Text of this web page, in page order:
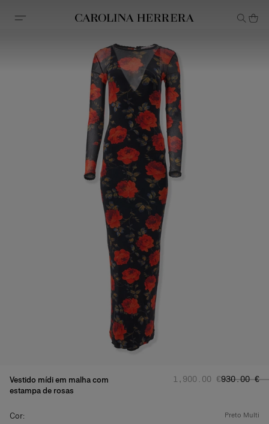
Declaração de acessibilidade
Vestido mídi em malha com
estampa de rosas
Preço normal:
‌1,900.00 €Preço
‌930.00 €
Cor: preto multi